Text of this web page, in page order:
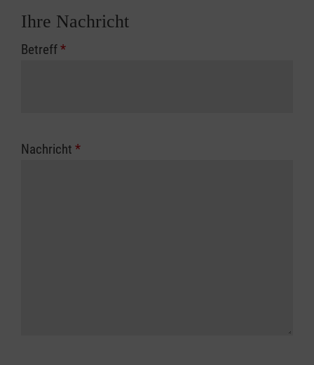
Ihre Nachricht
Betreff*
Nachricht *